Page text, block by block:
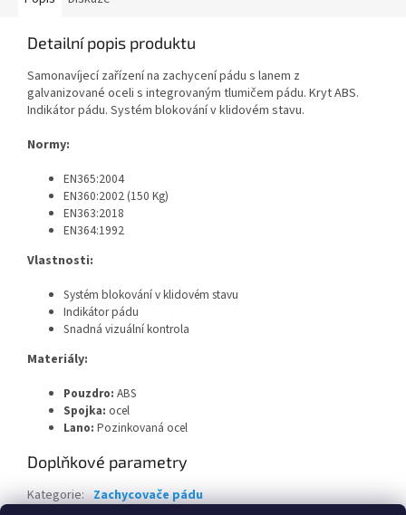
Detailní popis produktu
Samonavíjecí zařízení na zachycení pádu s lanem z
galvanizované oceli s integrovaným tlumičem pádu. Kryt ABS.
Indikátor pádu. Systém blokování v klidovém stavu.
Normy:
EN365:2004
EN360:2002 (150 Kg)
EN363:2018
EN364:1992
Vlastnosti:
Systém blokování v klidovém stavu
Indikátor pádu
Snadná vizuální kontrola
Materiály:
Pouzdro: ABS
Spojka: ocel
Lano: Pozinkovaná ocel
Doplňkové parametry
Kategorie: Zachycovače pádu